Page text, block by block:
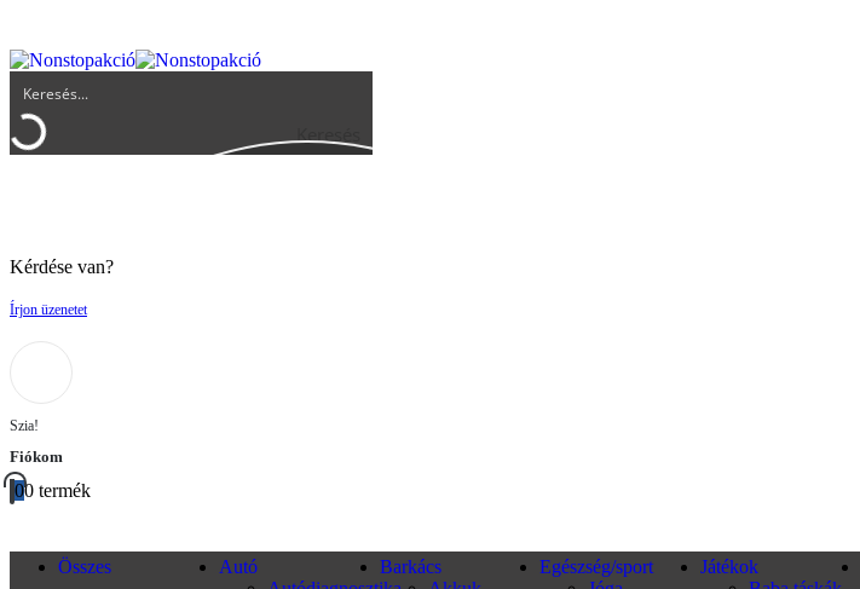
Keresés
Kérdése van?
Írjon üzenetet
Szia!
Fiókom
00 termék
Összes
Autó
Barkács
Egészség/sport
Játékok